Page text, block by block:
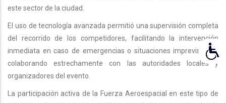
este sector de la ciudad.
El uso de tecnología avanzada permitió una supervisión completa
del recorrido de los competidores, facilitando la intervención
inmediata en caso de emergencias o situaciones imprevistas, y
colaborando estrechamente con las autoridades locales y
organizadores del evento.
La participación activa de la Fuerza Aeroespacial en este tipo de